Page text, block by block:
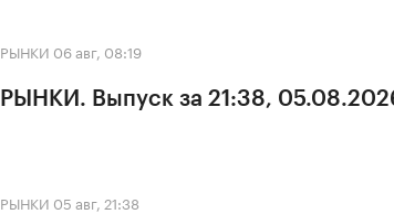
РЫНКИ 06 авг, 08:19
РЫНКИ. Выпуск за 21:38,
РЫНКИ 05 авг, 21:38